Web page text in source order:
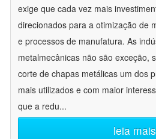
exige que cada vez mais
direcionados para a otimização de
e processos de manufatura. As
metalmecânicas não são exceção,
corte de chapas metálicas um dos
mais utilizados e com maior
que a redu...
leia mais